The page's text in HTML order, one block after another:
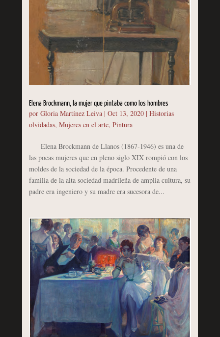
Elena Brockmann, la mujer que pintaba como los hombres
por Gloria Martínez Leiva| Oct 13, 2020| Historias
olvidadas, Mujeres en el arte, Pintura
Elena Brockmann de Llanos (1867-1946) es una de
las pocas mujeres que en pleno siglo XIX rompió con los
moldes de la sociedad de la época. Procedente de una
familia de la alta sociedad madrileña de amplia cultura, su
padre era ingeniero y su madre era sucesora de...